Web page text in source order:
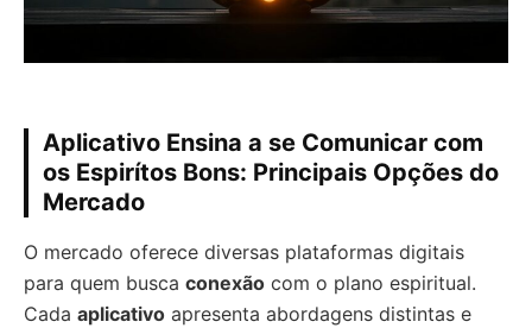
Aplicativo Ensina a se Comunicar com
os Espirítos Bons: Principais Opções do
Mercado
O mercado oferece diversas plataformas digitais
para quem busca conexão com o plano espiritual.
Cada aplicativo apresenta abordagens distintas e